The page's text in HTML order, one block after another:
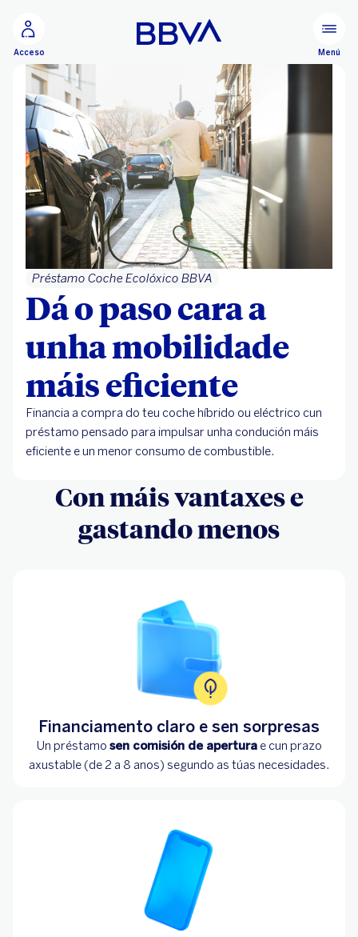
Acceso Menú
Préstamo Coche Ecolóxico BBVA
Dá o paso cara a
unha mobilidade
máis eficiente
Financia a compra do teu coche híbrido ou eléctrico cun
préstamo pensado para impulsar unha condución máis
eficiente e un menor consumo de combustible.
Con máis vantaxes e
gastando menos
Financiamento claro e sen sorpresas
Un préstamo sen comisión de aperturae cun prazo
axustable (de 2 a 8 anos) segundo as túas necesidades.